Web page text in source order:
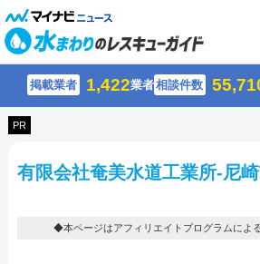
掲載業者 1,422業者相談件数
PR
有限会社奄美水道工業所-尼
◆本ページはアフィリエイトプログラムによ